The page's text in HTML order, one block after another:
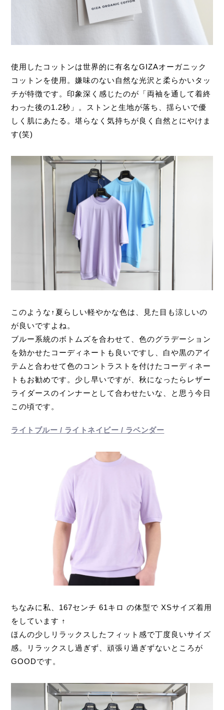
使用したコットンは世界的に有名なGIZAオーガニック
コットンを使用。嫌味のない自然な光沢と柔らかいタッ
チが特徴です。印象深く感じたのが「両袖を通して着終
わった後の1.2秒」。ストンと生地が落ち、揺らいで優
しく肌にあたる。堪らなく気持ちが良く自然とにやけま
す(笑)
このような↑夏らしい軽やかな色は、見た目も涼しいの
が良いですよね。
ブルー系統のボトムズを合わせて、色のグラデーション
を効かせたコーディネートも良いですし、白や黒のアイ
テムと合わせて色のコントラストを付けたコーディネー
トもお勧めです。少し早いですが、秋になったらレザー
ライダースのインナーとして合わせたいな、と思う今日
この頃です。
ライトブルー / ライトネイビー / ラベンダー
ちなみに私、167センチ 61キロ の体型で XSサイズ着用
をしています ↑
ほんの少しリラックスしたフィット感で丁度良いサイズ
感。リラックスし過ぎず、頑張り過ぎずないところが
GOODです。